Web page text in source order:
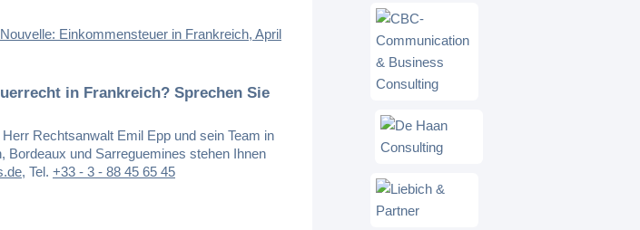
Einkommensteuer in Frankreich, April
in Frankreich? Sprechen Sie
Rechtsanwalt Emil Epp und sein Team in
Bordeaux und Sarreguemines stehen Ihnen
, Tel. +33 - 3 - 88 45 65 45